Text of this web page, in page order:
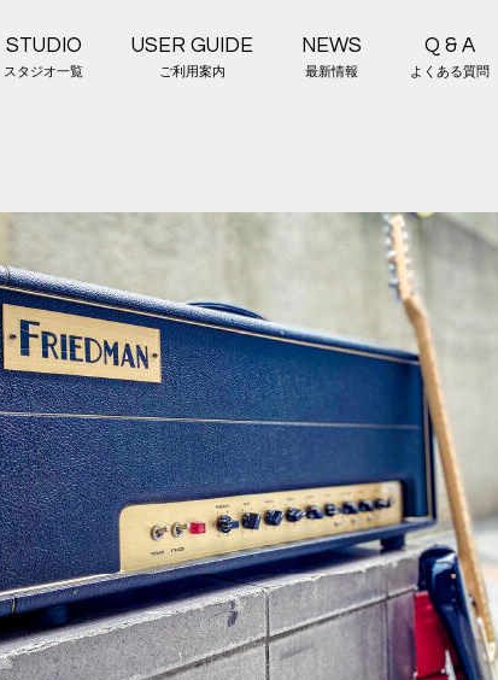
STUDIO
スタジオ一覧
USER GUIDE
ご利用案内
NEWS
最新情報
Q & A
よくある質問